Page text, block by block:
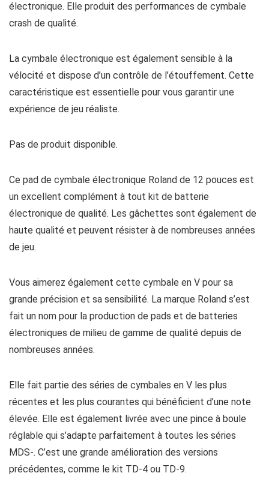
électronique. Elle produit des performances de cymbale
crash de qualité.
La cymbale électronique est également sensible à la
vélocité et dispose d’un contrôle de l’étouffement. Cette
caractéristique est essentielle pour vous garantir une
expérience de jeu réaliste.
Pas de produit disponible.
Ce pad de cymbale électronique Roland de 12 pouces est
un excellent complément à tout kit de batterie
électronique de qualité. Les gâchettes sont également de
haute qualité et peuvent résister à de nombreuses années
de jeu.
Vous aimerez également cette cymbale en V pour sa
grande précision et sa sensibilité. La marque Roland s’est
fait un nom pour la production de pads et de batteries
électroniques de milieu de gamme de qualité depuis de
nombreuses années.
Elle fait partie des séries de cymbales en V les plus
récentes et les plus courantes qui bénéficient d’une note
élevée. Elle est également livrée avec une pince à boule
réglable qui s’adapte parfaitement à toutes les séries
MDS-. C’est une grande amélioration des versions
précédentes, comme le kit TD-4 ou TD-9.